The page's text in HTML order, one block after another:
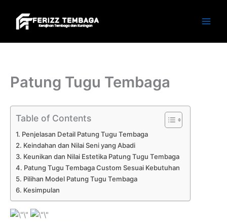
content
Patung Tugu Tembaga
Table of Contents
Penjelasan Detail Patung Tugu Tembaga
Keindahan dan Nilai Seni yang Abadi
Keunikan dan Nilai Estetika Patung Tugu Tembaga
Patung Tugu Tembaga Custom Sesuai Kebutuhan
Pilihan Model Patung Tugu Tembaga
Kesimpulan